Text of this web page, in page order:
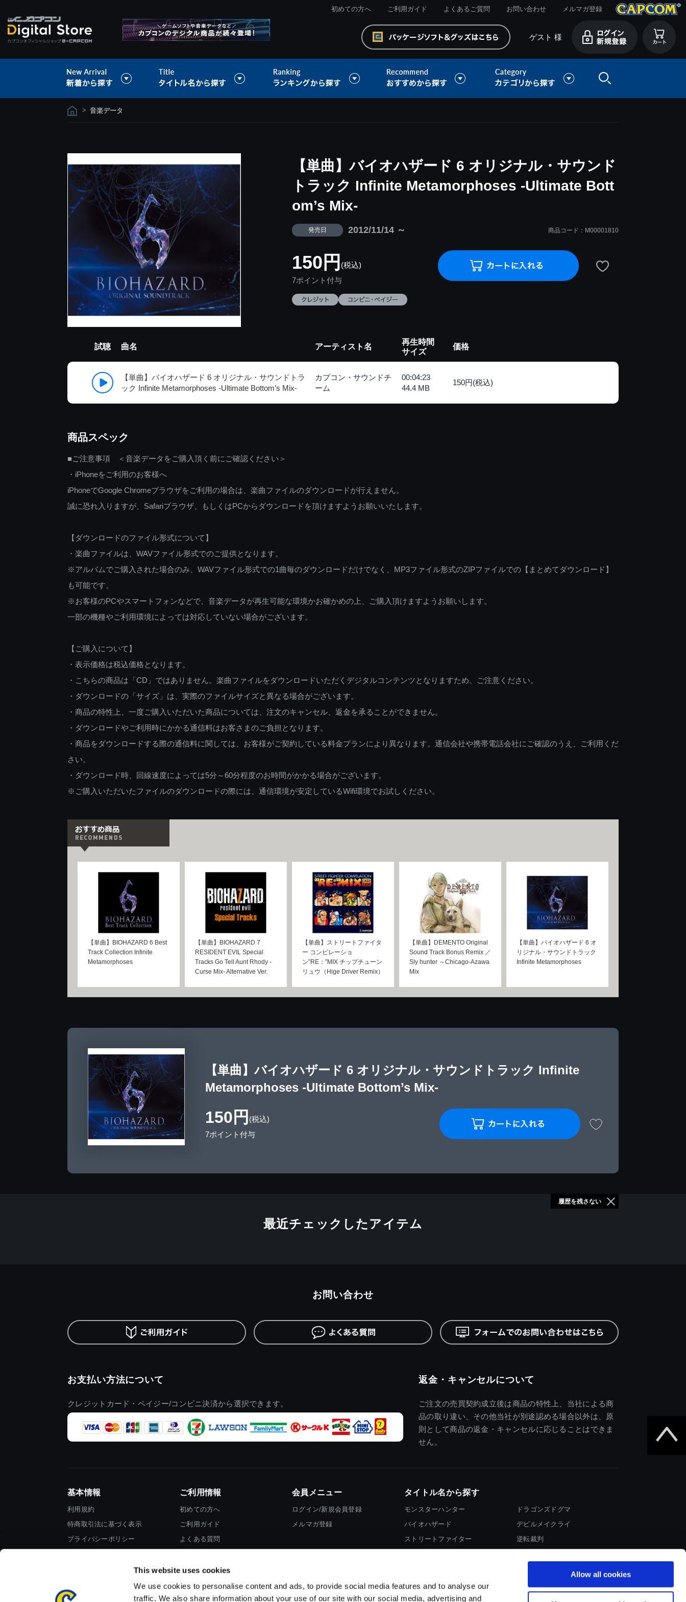
This website uses cookies
We use cookies to personalise content and ads, to provide social media features and to analyse our
traffic. We also share information about your use of our site with our social media, advertising and
Allow all cookies
初めての方へ ご利用ガイド よくあるご質問 お問い合わせ メルマガ登録
ゲスト 様
> 音楽データ
【単曲】バイオハザード 6 オリジナル・サウンド
トラック Infinite Metamorphoses -Ultimate Bott
om’s Mix-
発売日 2012/11/14 ～ 商品コード：M00001810
150円 (税込)
7ポイント付与
試聴 曲名 アーティスト名
再生時間
サイズ
価格
【単曲】バイオハザード 6 オリジナル・サウンドトラ
ック Infinite Metamorphoses -Ultimate Bottom’s Mix-
カプコン・サウンドチ
ーム
00:04:23
44.4 MB
150円(税込)
商品スペック
■ご注意事項 ＜音楽データをご購入頂く前にご確認ください＞
・iPhoneをご利用のお客様へ
iPhoneでGoogle Chromeブラウザをご利用の場合は、楽曲ファイルのダウンロードが行えません。
誠に恐れ入りますが、Safariブラウザ、もしくはPCからダウンロードを頂けますようお願いいたします。
【ダウンロードのファイル形式について】
・楽曲ファイルは、WAVファイル形式でのご提供となります。
※アルバムでご購入された場合のみ、WAVファイル形式での1曲毎のダウンロードだけでなく、MP3ファイル形式のZIPファイルでの【まとめてダウンロード】
も可能です。
※お客様のPCやスマートフォンなどで、音楽データが再生可能な環境かお確かめの上、ご購入頂けますようお願いします。
一部の機種やご利用環境によっては対応していない場合がございます。
【ご購入について】
・表示価格は税込価格となります。
・こちらの商品は「CD」ではありません。楽曲ファイルをダウンロードいただくデジタルコンテンツとなりますため、ご注意ください。
・ダウンロードの「サイズ」は、実際のファイルサイズと異なる場合がございます。
・商品の特性上、一度ご購入いただいた商品については、注文のキャンセル、返金を承ることができません。
・ダウンロードやご利用時にかかる通信料はお客さまのご負担となります。
・商品をダウンロードする際の通信料に関しては、お客様がご契約している料金プランにより異なります。通信会社や携帯電話会社にご確認のうえ、ご利用くだ
さい。
・ダウンロード時、回線速度によっては5分～60分程度のお時間がかかる場合がございます。
※ご購入いただいたファイルのダウンロードの際には、通信環境が安定しているWifi環境でお試しください。
【単曲】BIOHAZARD 6 Best
Track Collection Infinite
Metamorphoses
【単曲】BIOHAZARD 7
RESIDENT EVIL Special
Tracks Go Tell Aunt Rhody -
Curse Mix- Alternative Ver.
【単曲】ストリートファイタ
ー コンピレーショ
ン”RE：”MIX チップチューン
リュウ（Hige Driver Remix）
【単曲】DEMENTO Original
Sound Track Bonus Remix ／
Sly hunter ～Chicago-Azawa
Mix
【単曲】バイオハザード 6 オ
リジナル・サウンドトラック
Infinite Metamorphoses
【単曲】バイオハザード 6 オリジナル・サウンドトラック Infinite
Metamorphoses -Ultimate Bottom’s Mix-
150円 (税込)
7ポイント付与
最近チェックしたアイテム
履歴を残さない
お支払い方法について
クレジットカード・ペイジー/コンビニ決済から選択できます。
返金・キャンセルについて
ご注文の売買契約成立後は商品の特性上、当社による商
品の取り違い、その他当社が別途認める場合以外は、原
則として商品の返金・キャンセルに応じることはできま
せん。
お問い合わせ
基本情報
利用規約
特商取引法に基づく表示
プライバシーポリシー
ご利用情報
初めての方へ
ご利用ガイド
よくある質問
会員メニュー
ログイン/新規会員登録
メルマガ登録
タイトル名から探す
モンスターハンター
バイオハザード
ストリートファイター
ドラゴンズドグマ
デビルメイクライ
逆転裁判